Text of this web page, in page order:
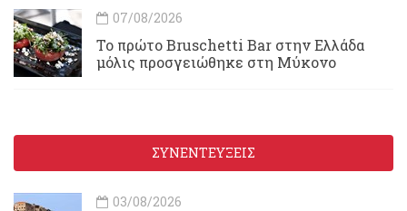
07/08/2026
Το πρώτο Bruschetti Bar στην Ελλάδα
μόλις προσγειώθηκε στη Μύκονο
ΣΥΝΕΝΤΕΥΞΕΙΣ
03/08/2026